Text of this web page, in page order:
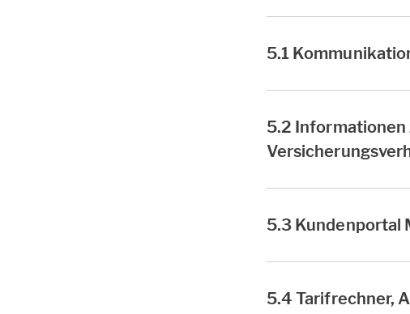
5.1
5.2 Informationen
5.3 Kundenportal
5.4 Tarifrechner,